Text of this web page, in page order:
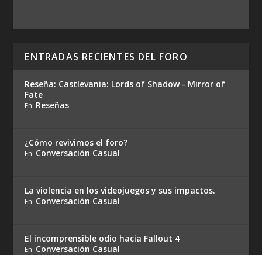
ENTRADAS RECIENTES DEL FORO
Reseña: Castlevania: Lords of Shadow - Mirror of
Fate
En: Reseñas
¿Cómo revivimos el foro?
En: Conversación Casual
La violencia en los videojuegos y sus impactos.
En: Conversación Casual
El incomprensible odio hacia Fallout 4
En: Conversación Casual